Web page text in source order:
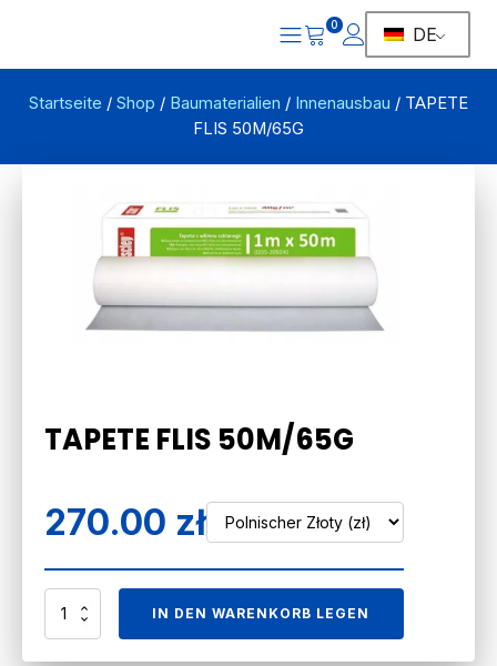
0 DE
Startseite / Shop / Baumaterialien / Innenausbau / TAPETE
FLIS 50M/65G
TAPETE FLIS 50M/65G
270.00 zł
TAPETA
IN DEN WARENKORB LEGEN